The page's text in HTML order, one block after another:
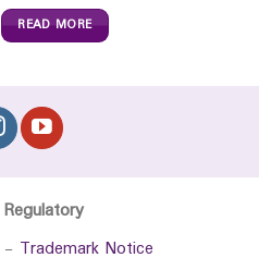
READ MORE
Regulatory
- Trademark Notice